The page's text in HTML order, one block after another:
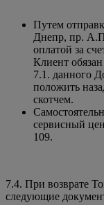
Путем
Днепр, пр.
оплатой за
Клиент
7.1. данного
положить
скотчем.
сервисный
109.
7.4. При возврате
следующие